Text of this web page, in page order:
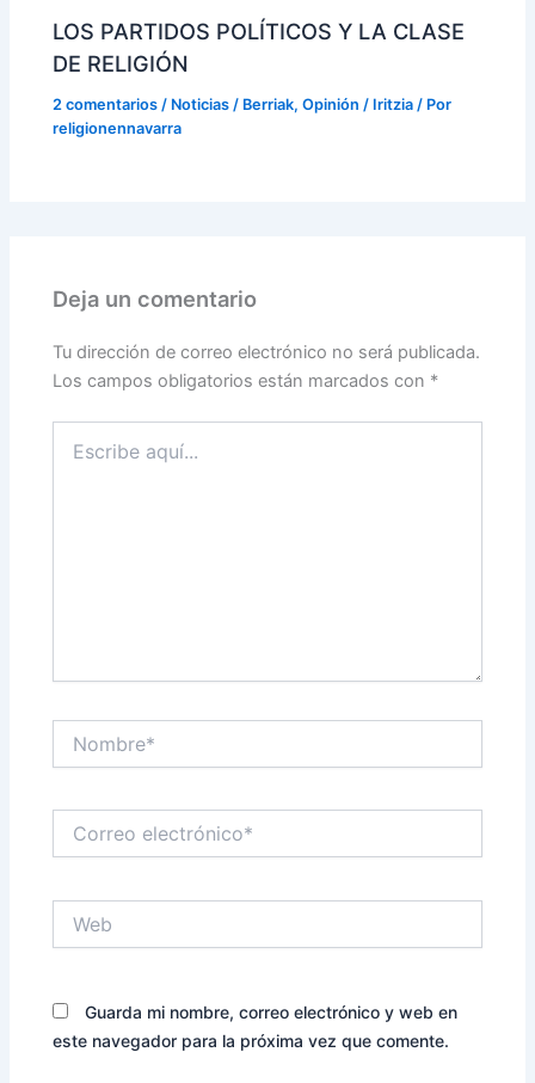
LOS PARTIDOS POLÍTICOS Y LA CLASE
DE RELIGIÓN
2 comentarios / Noticias / Berriak,Opinión / Iritzia / Por
religionennavarra
Deja un comentario
Tu dirección de correo electrónico no será publicada.
Los campos obligatorios están marcados con *
aquí...
electrónico*
Guarda mi nombre, correo electrónico y web en
este navegador para la próxima vez que comente.